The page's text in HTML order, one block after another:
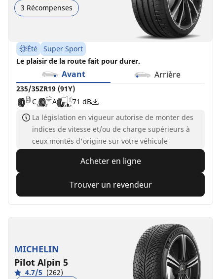
3 Récompenses
Été
Super Sport
Le plaisir de la route fait pour durer.
Avant Arrière
235/35ZR19 (91Y)
C
A 71 dB
La législation en vigueur autorise de monter des
indices de vitesse et/ou de charge supérieurs à
ceux montés d'origine sur votre véhicule
Acheter en ligne
Trouver un revendeur
MICHELIN
Pilot Alpin 5
4.7/5 (262)